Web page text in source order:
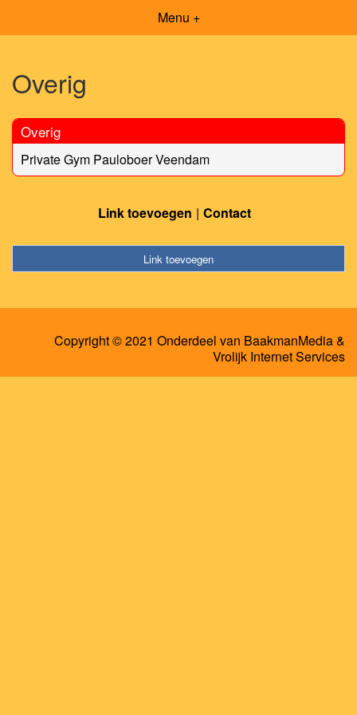
Menu +
Overig
Overig
Private Gym Pauloboer Veendam
Link toevoegen Contact
Link toevoegen
Copyright © 2021 Onderdeel van BaakmanMedia&
Vrolijk Internet Services